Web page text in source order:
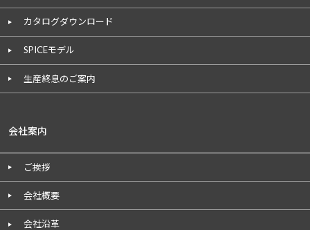
カタログダウンロード
SPICEモデル
生産終息のご案内
会社案内
ご挨拶
会社概要
会社沿革